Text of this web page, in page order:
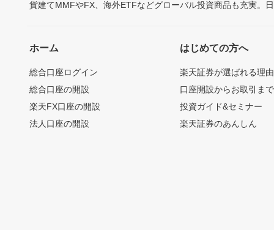
貨建てMMFやFX、海外ETFなどグローバル投資商品も充実。
ホーム
総合口座ログイン
総合口座の開設
楽天FX口座の開設
法人口座の開設
はじめての方へ
楽天証券が選ばれる理由
口座開設からお取引ま
投資ガイド&セミナー
楽天証券のあんしん